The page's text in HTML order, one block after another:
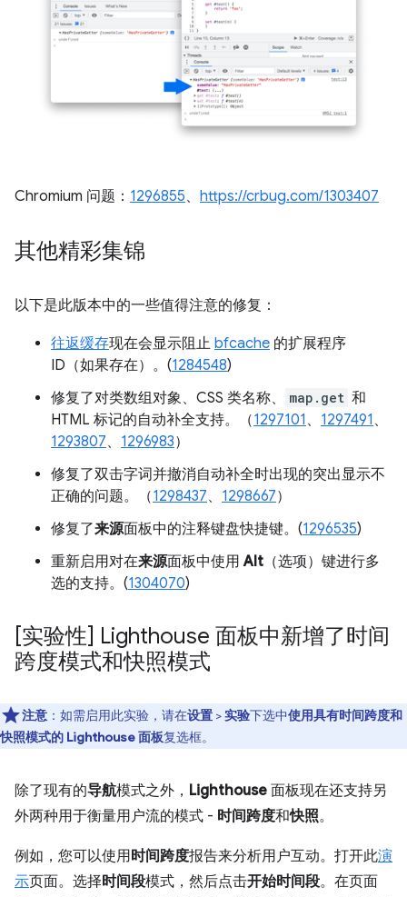
Chromium 问题： 1296855、 https://crbug.com/1303407
其他精彩集锦
以下是此版本中的一些值得注意的修复：
往返缓存现在会显示阻止 bfcache 的扩展程序
ID（如果存在）。(1284548)
修复了对类数组对象、CSS 类名称、
map.get 和
HTML 标记的自动补全支持。（1297101 、 1297491 、
1293807、 1296983）
修复了双击字词并撤消自动补全时出现的突出显示不
正确的问题。（1298437、 1298667）
修复了来源面板中的注释键盘快捷键。(1296535)
重新启用对在来源面板中使用Alt （选项）键进行多
选的支持。(1304070)
[实验性] Lighthouse 面板中新增了时间
跨度模式和快照模式
注意 ：如需启用此实验，请在设置 >实验下选中使用具有时间跨度和
快照模式的 Lighthouse 面板复选框。
除了现有的导航模式之外， Lighthouse 面板现在还支持另
外两种用于衡量用户流的模式 - 时间跨度和快照。
例如，您可以使用时间跨度报告来分析用户互动。打开此演
示页面。选择时间段模式，然后点击开始时间段。在页面